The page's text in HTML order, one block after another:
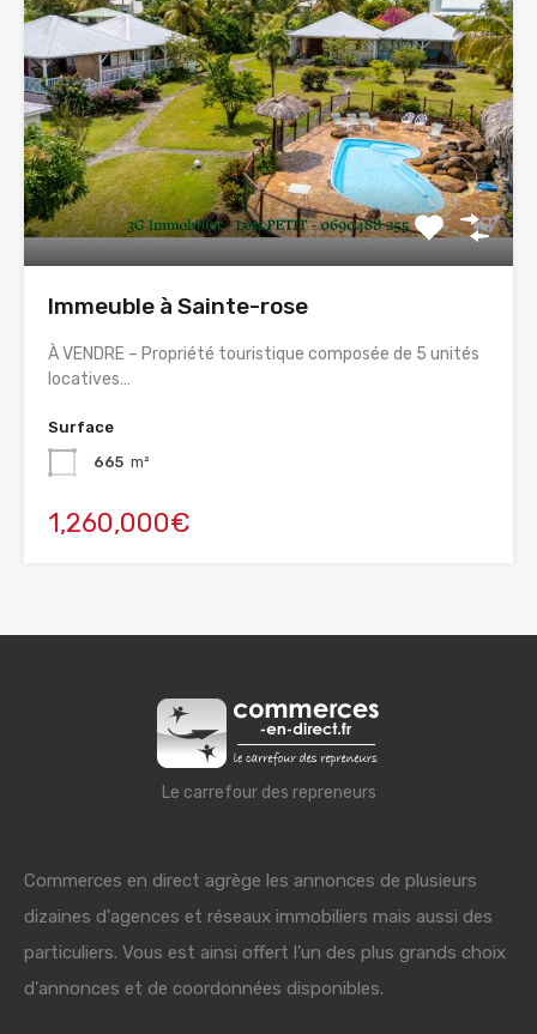
Immeuble à Sainte-rose
À VENDRE – Propriété touristique composée de 5 unités
locatives…
Surface
665 m²
1,260,000€
Le carrefour des repreneurs
Commerces en direct agrège les annonces de plusieurs
dizaines d'agences et réseaux immobiliers mais aussi des
particuliers. Vous est ainsi offert l'un des plus grands choix
d'annonces et de coordonnées disponibles.